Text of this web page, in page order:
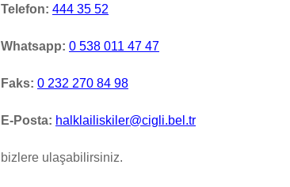
Telefon: 444 35 52
Whatsapp: 0 538 011 47 47
Faks: 0 232 270 84 98
E-Posta: halklailiskiler@cigli.bel.tr
bizlere ulaşabilirsiniz.